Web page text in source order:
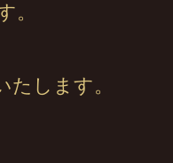
。
します。